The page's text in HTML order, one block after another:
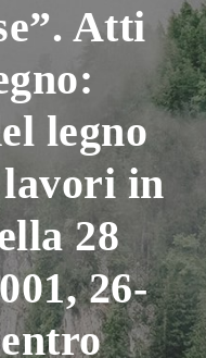
Atti
legno
in
28
26-